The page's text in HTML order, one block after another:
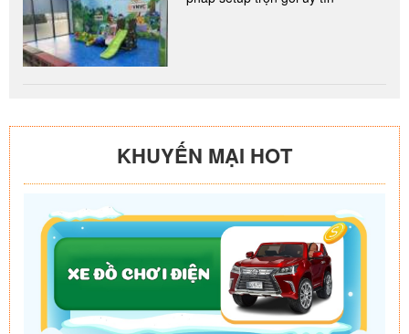
KHUYẾN MẠI HOT